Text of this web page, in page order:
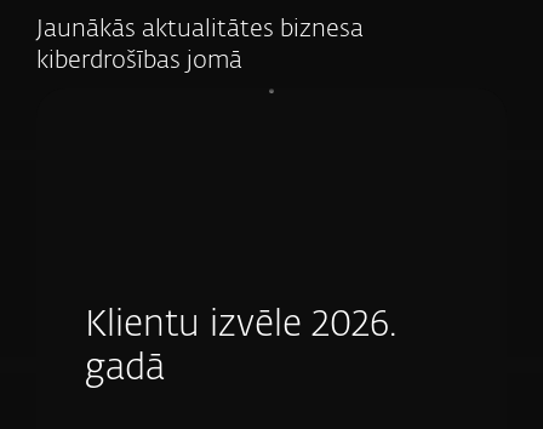
Jaunākās aktualitātes biznesa
kiberdrošības jomā
Klientu izvēle 2026.
gadā